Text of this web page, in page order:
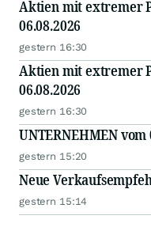
Aktien mit extremer
06.08.2026
gestern 16:30
Aktien mit extremer
06.08.2026
gestern 16:30
UNTERNEHMEN vom
gestern 15:20
Neue
gestern 15:14